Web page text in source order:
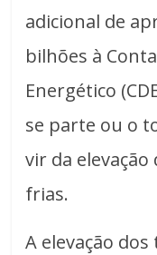
adicional de
bilhões à
Energético
se parte ou o
vir da
frias.
A elevação